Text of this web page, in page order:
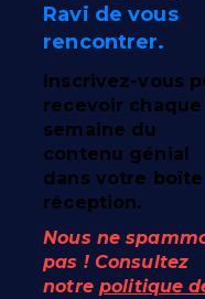
Ravi de vous
rencontrer.
Inscrivez-vous
recevoir chaque
semaine du
contenu génial
dans votre
réception.
Nous ne
pas ! Consultez
notre politique